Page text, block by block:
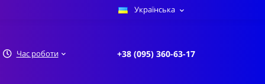
Українська
Час роботи +38 (095) 360-63-17